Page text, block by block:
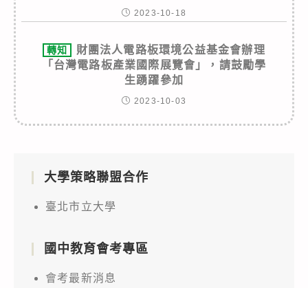
2023-10-18
轉知
財團法人電路板環境公益基金會辦理
「台灣電路板產業國際展覽會」，請鼓勵學
生踴躍參加
2023-10-03
大學策略聯盟合作
臺北市立大學
國中教育會考專區
會考最新消息